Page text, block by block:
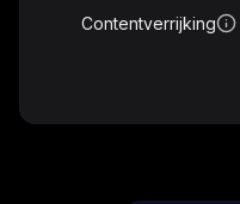
Contentverrijking